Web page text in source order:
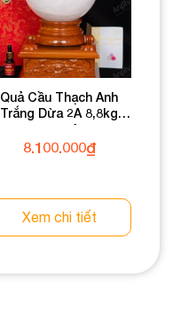
Quả Cầu Thạch Anh
Trắng Dừa 2A 8,8kg
011-0882A-8,8
8.100.000₫
Xem chi tiết